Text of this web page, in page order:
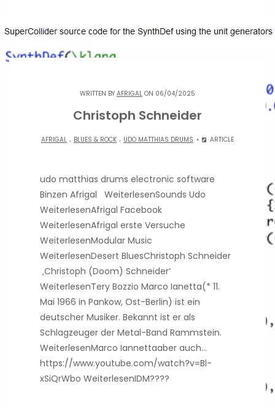
WRITTEN BY AFRIGAL ON 06/04/2025
Christoph Schneider
AFRIGAL. BLUES & ROCK. UDO MATTHIAS DRUMS ARTICLE
udo matthias drums electronic software
Binzen Afrigal WeiterlesenSounds Udo
WeiterlesenAfrigal Facebook
WeiterlesenAfrigal erste Versuche
WeiterlesenModular Music
WeiterlesenDesert BluesChristoph Schneider
‚Christoph (Doom) Schneider‘
WeiterlesenTery Bozzio Marco Ianetta(* 11.
Mai 1966 in Pankow, Ost-Berlin) ist ein
deutscher Musiker. Bekannt ist er als
Schlagzeuger der Metal-Band Rammstein.
WeiterlesenMarco Iannettaaber auch…
https://www.youtube.com/watch?v=Bl-
xSiQrWbo WeiterlesenIDM????